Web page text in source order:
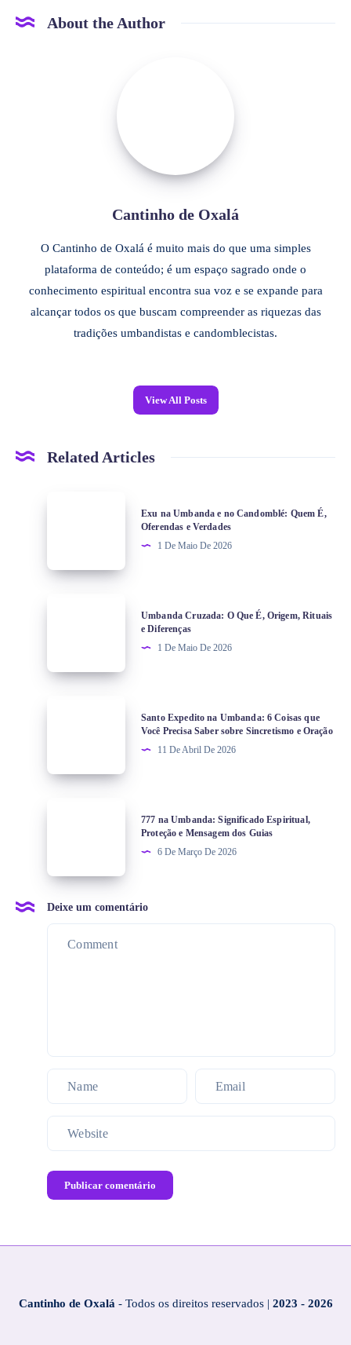
About the Author
Cantinho de Oxalá
O Cantinho de Oxalá é muito mais do que uma simples
plataforma de conteúdo; é um espaço sagrado onde o
conhecimento espiritual encontra sua voz e se expande para
alcançar todos os que buscam compreender as riquezas das
tradições umbandistas e candomblecistas.
View All Posts
Related Articles
Exu na Umbanda e no Candomblé: Quem É,
Oferendas e Verdades
1 De Maio De 2026
Umbanda Cruzada: O Que É, Origem, Rituais
e Diferenças
1 De Maio De 2026
Santo Expedito na Umbanda: 6 Coisas que
Você Precisa Saber sobre Sincretismo e Oração
11 De Abril De 2026
777 na Umbanda: Significado Espiritual,
Proteção e Mensagem dos Guias
6 De Março De 2026
Deixe um comentário
Publicar comentário
Cantinho de Oxalá - Todos os direitos reservados | 2023 - 2026